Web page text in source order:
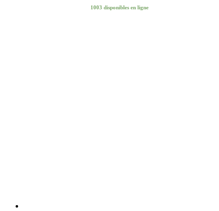
1003 disponibles en ligne